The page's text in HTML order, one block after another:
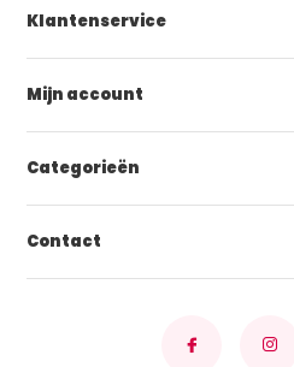
Klantenservice
Mijn account
Categorieën
Contact